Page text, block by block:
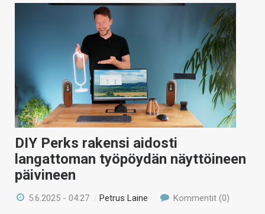
VAIHDA TEEMA
HAKU
DIY Perks rakensi aidosti
langattoman työpöydän näyttöineen
päivineen
5.6.2025 - 04:27 /Petrus Laine Kommentit (0)